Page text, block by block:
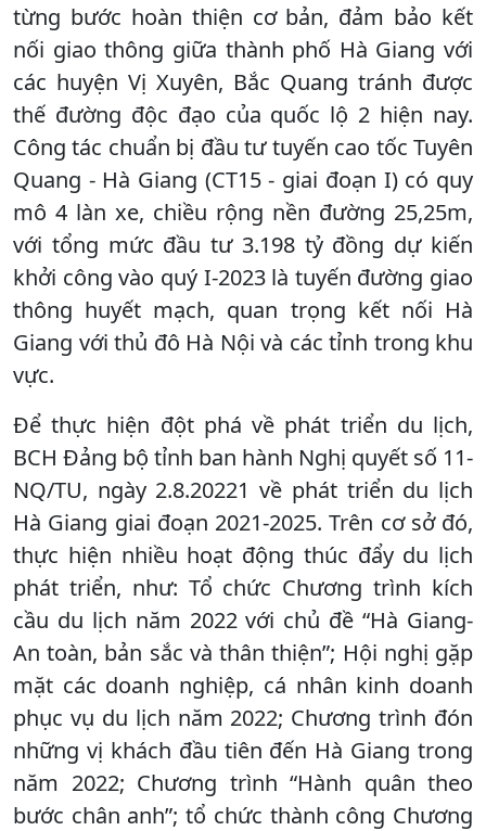
từng bước hoàn thiện cơ bản, đảm bảo kết
nối giao thông giữa thành phố Hà Giang với
các huyện Vị Xuyên, Bắc Quang tránh được
thế đường độc đạo của quốc lộ 2 hiện nay.
Công tác chuẩn bị đầu tư tuyến cao tốc Tuyên
Quang - Hà Giang (CT15 - giai đoạn I) có quy
mô 4 làn xe, chiều rộng nền đường 25,25m,
với tổng mức đầu tư 3.198 tỷ đồng dự kiến
khởi công vào quý I-2023 là tuyến đường giao
thông huyết mạch, quan trọng kết nối Hà
Giang với thủ đô Hà Nội và các tỉnh trong khu
vực.
Để thực hiện đột phá về phát triển du lịch,
BCH Đảng bộ tỉnh ban hành Nghị quyết số 11-
NQ/TU, ngày 2.8.20221 về phát triển du lịch
Hà Giang giai đoạn 2021-2025. Trên cơ sở đó,
thực hiện nhiều hoạt động thúc đẩy du lịch
phát triển, như: Tổ chức Chương trình kích
cầu du lịch năm 2022 với chủ đề “Hà Giang-
An toàn, bản sắc và thân thiện”; Hội nghị gặp
mặt các doanh nghiệp, cá nhân kinh doanh
phục vụ du lịch năm 2022; Chương trình đón
những vị khách đầu tiên đến Hà Giang trong
năm 2022; Chương trình “Hành quân theo
bước chân anh”; tổ chức thành công Chương